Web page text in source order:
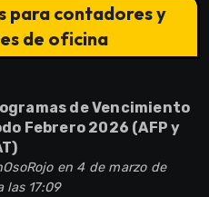
para contadores y
de oficina
de Vencimiento
Febrero 2026 (AFP y
en 4 de marzo de
las 17:09